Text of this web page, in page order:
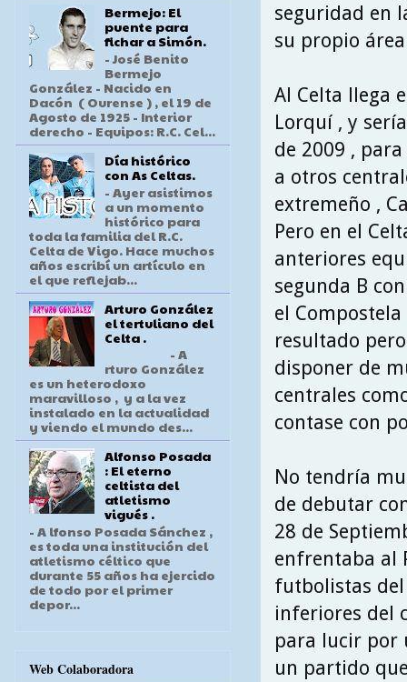
seguridad en
su propio
Al Celta llega
Lorquí , y
de 2009 ,
a otros
extremeño ,
Pero en el
anteriores
segunda B
el
resultado
disponer de
centrales
contase con
No tendría
de debutar
28 de
enfrentaba al
futbolistas del
inferiores del
para lucir por
un partido
Bermejo: El
puente para
fichar a Simón.
- José Benito
Bermejo
González - Nacido en
Dacón ( Ourense ) , el 19 de
Agosto de 1925 - Interior
derecho - Equipos: R.C. Cel...
Día histórico
con As Celtas.
- Ayer asistimos
a un momento
histórico para
toda la familia del R.C.
Celta de Vigo. Hace muchos
años escribí un artículo en
el que reflejab...
Arturo González
el tertuliano del
Celta .
- A
rturo González
es un heterodoxo
maravilloso , y a la vez
instalado en la actualidad
y viendo el mundo des...
Alfonso Posada
: El eterno
celtista del
atletismo
vigués .
- A lfonso Posada Sánchez ,
es toda una institución del
atletismo céltico que
durante 55 años ha ejercido
de todo por el primer
depor...
Web Colaboradora